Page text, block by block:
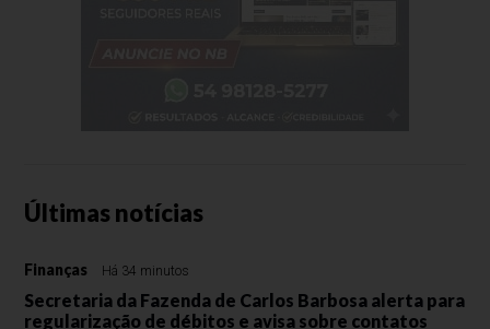
Últimas notícias
Finanças Há 34 minutos
Secretaria da Fazenda de Carlos Barbosa alerta para
regularização de débitos e avisa sobre contatos